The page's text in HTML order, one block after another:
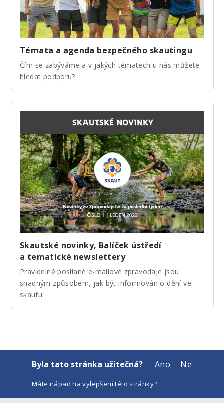
Témata a agenda bezpečného skautingu
Čím se zabýváme a v jakých tématech u nás můžete
hledat podporu?
Skautské novinky, Balíček ústředí
a tematické newslettery
Pravidelně posílané e-mailové zpravodaje jsou
snadným způsobem, jak být informován o dění ve
skautu.
Byla tato stránka užitečná? Ano Ne
Máte nápad na vylepšení této stránky?